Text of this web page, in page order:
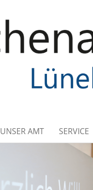
UNSER AMT SERVICE